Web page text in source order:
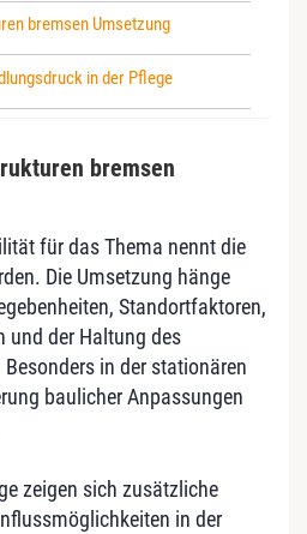
bremsen Umsetzung
in der Pflege
bremsen
für das Thema nennt die
Die Umsetzung hänge
Standortfaktoren,
und der Haltung des
in der stationären
baulicher Anpassungen
zeigen sich zusätzliche
in der